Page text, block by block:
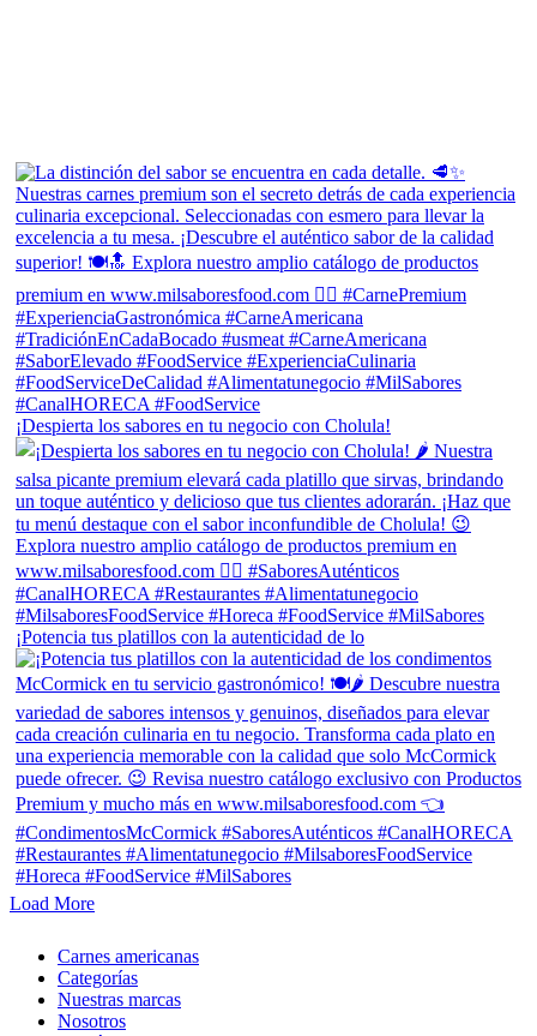
¡Despierta los sabores en tu negocio con Cholula!
¡Potencia tus platillos con la autenticidad de lo
Load More
Close
Menu
Carnes americanas
Categorías
Nuestras marcas
Nosotros